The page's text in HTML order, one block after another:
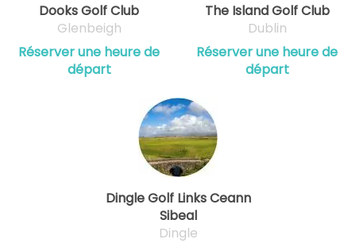
Dooks Golf Club
Glenbeigh
Réserver une heure de
départ
The Island Golf Club
Dublin
Réserver une heure de
départ
Dingle Golf Links Ceann
Sibeal
Dingle